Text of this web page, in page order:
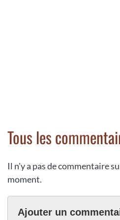
Tous les
Il n'y a pas de commentaire
moment.
Ajouter un